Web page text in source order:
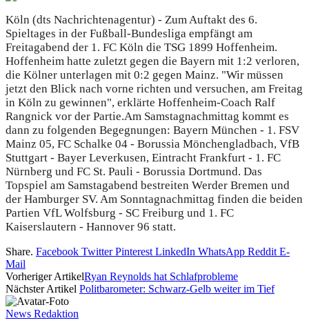
Köln (dts Nachrichtenagentur) - Zum Auftakt des 6.
Spieltages in der Fußball-Bundesliga empfängt am
Freitagabend der 1. FC Köln die TSG 1899 Hoffenheim.
Hoffenheim hatte zuletzt gegen die Bayern mit 1:2 verloren,
die Kölner unterlagen mit 0:2 gegen Mainz. "Wir müssen
jetzt den Blick nach vorne richten und versuchen, am Freitag
in Köln zu gewinnen", erklärte Hoffenheim-Coach Ralf
Rangnick vor der Partie.Am Samstagnachmittag kommt es
dann zu folgenden Begegnungen: Bayern München - 1. FSV
Mainz 05, FC Schalke 04 - Borussia Mönchengladbach, VfB
Stuttgart - Bayer Leverkusen, Eintracht Frankfurt - 1. FC
Nürnberg und FC St. Pauli - Borussia Dortmund. Das
Topspiel am Samstagabend bestreiten Werder Bremen und
der Hamburger SV. Am Sonntagnachmittag finden die beiden
Partien VfL Wolfsburg - SC Freiburg und 1. FC
Kaiserslautern - Hannover 96 statt.
Share. Facebook Twitter Pinterest LinkedIn WhatsApp Reddit E-
Mail
Vorheriger ArtikelRyan Reynolds hat Schlafprobleme
Nächster Artikel Politbarometer: Schwarz-Gelb weiter im Tief
News Redaktion